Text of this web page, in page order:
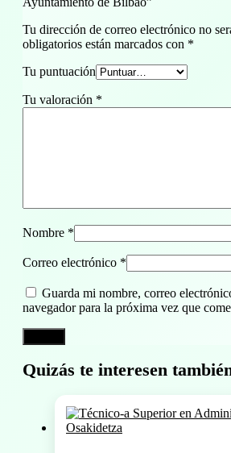
Tu dirección de correo electrónico no
obligatorios están marcados con *
Tu puntuación
Tu valoración *
Nombre *
Correo electrónico *
Guarda mi nombre, correo
navegador para la próxima vez que
Quizás te interesen